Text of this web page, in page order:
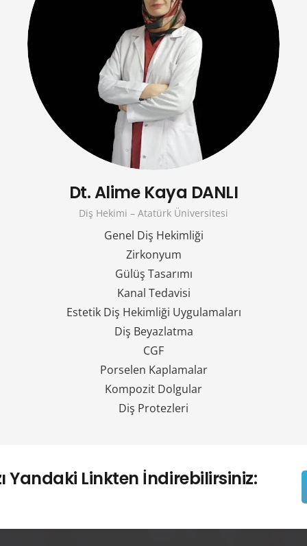
Dt. Alime Kaya DANLI
Diş Hekimi – Atatürk Üniversitesi
Genel Diş Hekimliği
Zirkonyum
Gülüş Tasarımı
Kanal Tedavisi
Estetik Diş Hekimliği Uygulamaları
Diş Beyazlatma
CGF
Porselen Kaplamalar
Kompozit Dolgular
Diş Protezleri
Yandaki Linkten İndirebilirsiniz: